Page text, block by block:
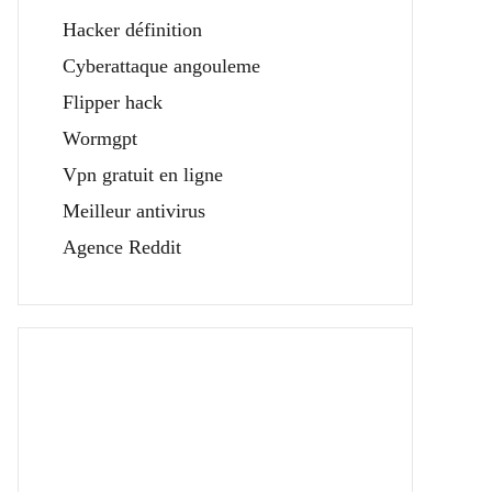
Hacker définition
Cyberattaque angouleme
Flipper hack
Wormgpt
Vpn gratuit en ligne
Meilleur antivirus
Agence Reddit